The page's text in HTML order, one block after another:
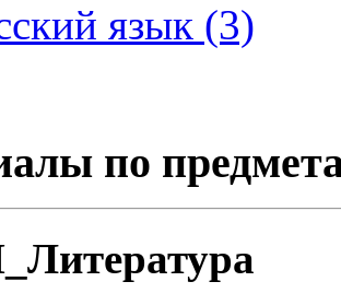
язык (3)
по